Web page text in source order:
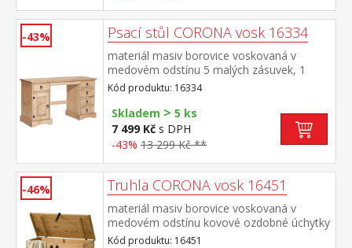
-43% Psací stůl CORONA vosk 16334
materiál masiv borovice voskovaná v
medovém odstínu 5 malých zásuvek, 1
dvířka, kovové ozdobné úchytky součást
sestavy Corona
Kód produktu: 16334
Skladem > 5 ks
7 499 Kč s DPH
-43% 13 299 Kč **
-46% Truhla CORONA vosk 16451
materiál masiv borovice voskovaná v
medovém odstínu kovové ozdobné úchytky
a petlice součást sestavy Corona
Kód produktu: 16451